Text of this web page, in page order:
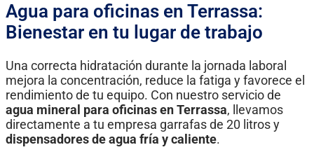
Agua para oficinas en Terrassa:
Bienestar en tu lugar de trabajo
Una correcta hidratación durante la jornada laboral
mejora la concentración, reduce la fatiga y favorece el
rendimiento de tu equipo. Con nuestro servicio de
agua mineral para oficinas en Terrassa, llevamos
directamente a tu empresa garrafas de 20 litros y
dispensadores de agua fría y caliente.